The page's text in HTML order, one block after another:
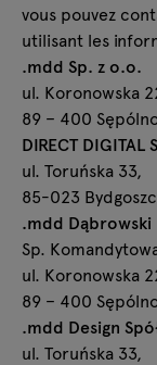
vous pouvez
utilisant les
.mdd Sp. z o.o.
ul. Koronowska
89 – 400
DIRECT DIGITAL
ul. Toruńska 33,
85-023
.mdd Dąbrowski
Sp.
ul. Koronowska
89 – 400
.mdd Design
ul. Toruńska 33,